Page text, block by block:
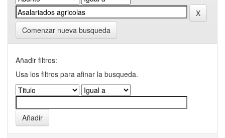
Comenzar nueva busqueda
Añadir filtros:
Usa los filtros para afinar la busqueda.